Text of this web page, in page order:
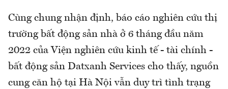
Cùng chung nhận định, báo cáo nghiên cứu thị
trường bất động sản nhà ở 6 tháng đầu năm
2022 của Viện nghiên cứu kinh tế - tài chính -
bất động sản Datxanh Services cho thấy, nguồn
cung căn hộ tại Hà Nội vẫn duy trì tình trạng